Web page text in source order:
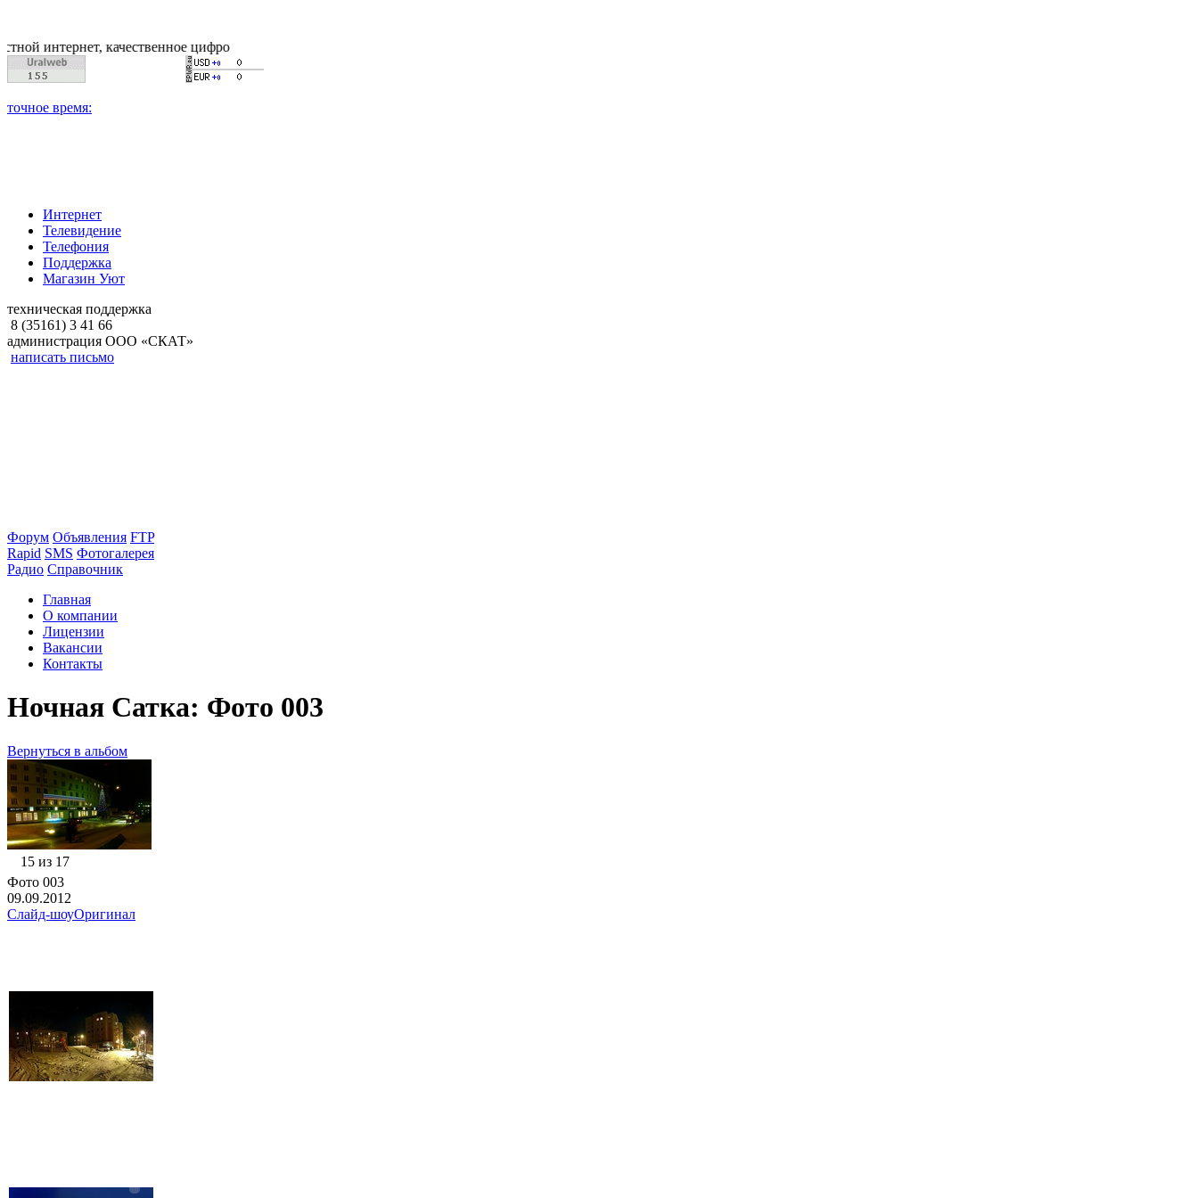
качественное цифровое и кабельное телевиденье, надежное и быстрое продвижение вашей рекламы!
Интернет
Телевидение
Телефония
Поддержка
Магазин Уют
техническая поддержка
8 (35161) 3 41 66
администрация ООО «СКАТ»
написать письмо
Форум Объявления FTP
Rapid SMS Фотогалерея
Радио Справочник
Главная
О компании
Лицензии
Вакансии
Контакты
Ночная Сатка: Фото 003
Вернуться в альбом
15 из 17
Фото 003
09.09.2012
Слайд-шоуОригинал